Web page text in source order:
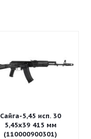
Сайга-5,45 исп. 30
5,45x39 415 мм
(110000900301)